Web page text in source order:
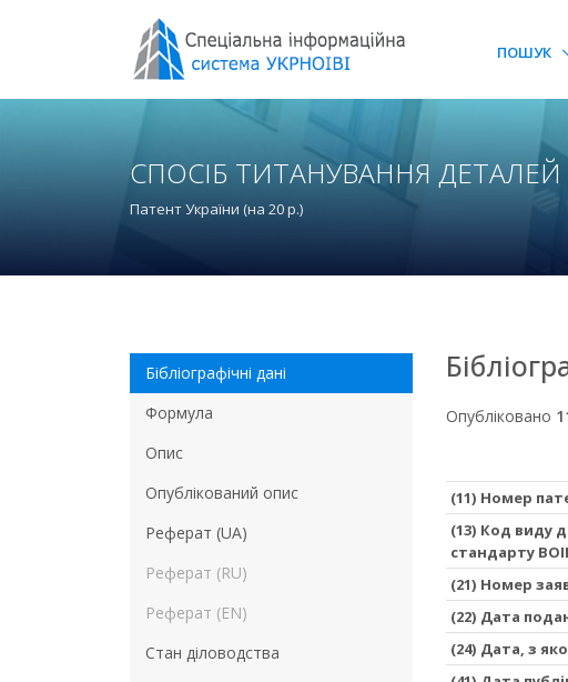
ПОШУК
СПОСІБ ТИТАНУВАННЯ ДЕТАЛЕЙ
Патент України (на 20 р.)
Бібліографічні дані
Формула
Опис
Опублікований опис
Реферат (UA)
Реферат (RU)
Реферат (EN)
Стан діловодства
Опубліковано
(11) Номер
(13) Код виду
стандарту
(21) Номер
(22) Дата
(24) Дата, з